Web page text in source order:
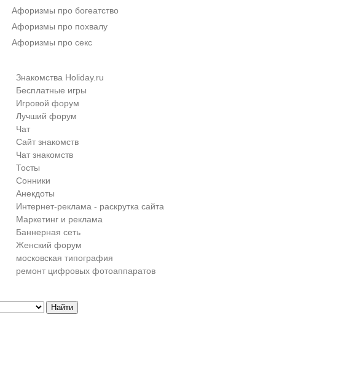
Афоризмы про богеатство
Афоризмы про похвалу
Афоризмы про секс
Знакомства Holiday.ru
Бесплатные игры
Игровой форум
Лучший форум
Чат
Сайт знакомств
Чат знакомств
Тосты
Сонники
Анекдоты
Интернет-реклама - раскрутка сайта
Маркетинг и реклама
Баннерная сеть
Женский форум
московская типография
ремонт цифровых фотоаппаратов